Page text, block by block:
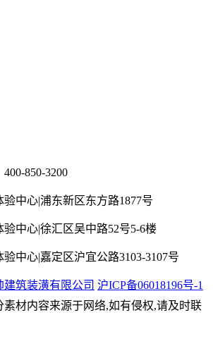
850-3200
中心|浦东新区东方路1877号
中心|徐汇区吴中路52号5-6楼
中心|嘉定区沪宜公路3103-3107号
建筑装潢有限公司 沪ICP备06018196号-1
素材内容来源于网络,如有侵权,请及时联